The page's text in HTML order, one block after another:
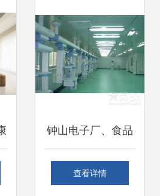
钟山电子厂、食品
厂与制药厂净化工
查看详情